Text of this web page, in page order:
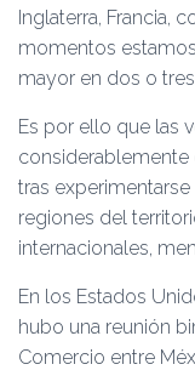
Inglaterra, Francia,
momentos
mayor en dos o tres
Es por ello que las
considerablemente
tras
regiones del
internacionales,
En los Estados
hubo una reunión
Comercio entre